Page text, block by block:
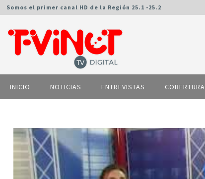
Somos el primer canal HD de la Región 25.1 -25.2
INICIO NOTICIAS ENTREVISTAS COBERTURA